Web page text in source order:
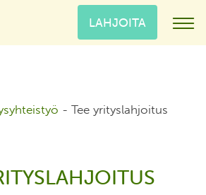
LAHJOITA
- Tee yrityslahjoitus